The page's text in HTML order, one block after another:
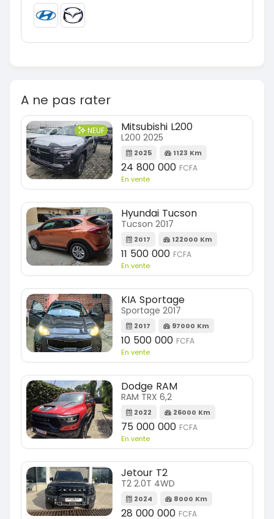
A ne pas rater
NEUF Mitsubishi L200
L200 2025
2025 1123 Km
24 800 000 FCFA
En vente
Hyundai Tucson
Tucson 2017
2017 122000 Km
11 500 000 FCFA
En vente
KIA Sportage
Sportage 2017
2017 97000 Km
10 500 000 FCFA
En vente
Dodge RAM
RAM TRX 6,2
2022 26000 Km
75 000 000 FCFA
En vente
Jetour T2
T2 2.0T 4WD
2024 8000 Km
28 000 000 FCFA